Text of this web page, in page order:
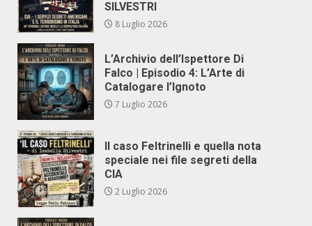
SILVESTRI
8 Luglio 2026
L’Archivio dell’Ispettore Di
Falco | Episodio 4: L’Arte di
Catalogare l’Ignoto
7 Luglio 2026
Il caso Feltrinelli e quella nota
speciale nei file segreti della
CIA
2 Luglio 2026